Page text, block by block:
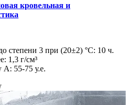
кровельная и
степени 3 при (20±2) °С: 10 ч.
1,3 г/см³
А: 55-75 у.е.